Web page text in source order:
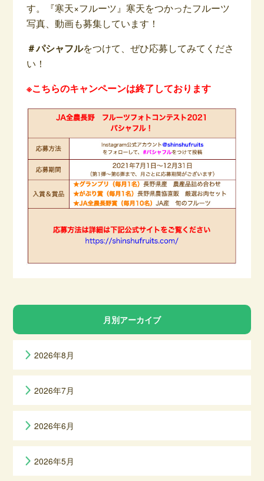
す。『寒天×フルーツ』寒天をつかったフルーツ
写真、動画も募集しています！
＃パシャフルをつけて、ぜひ応募してみてくださ
い！
※こちらのキャンペーンは終了しております
月別アーカイブ
2026年8月
2026年7月
2026年6月
2026年5月